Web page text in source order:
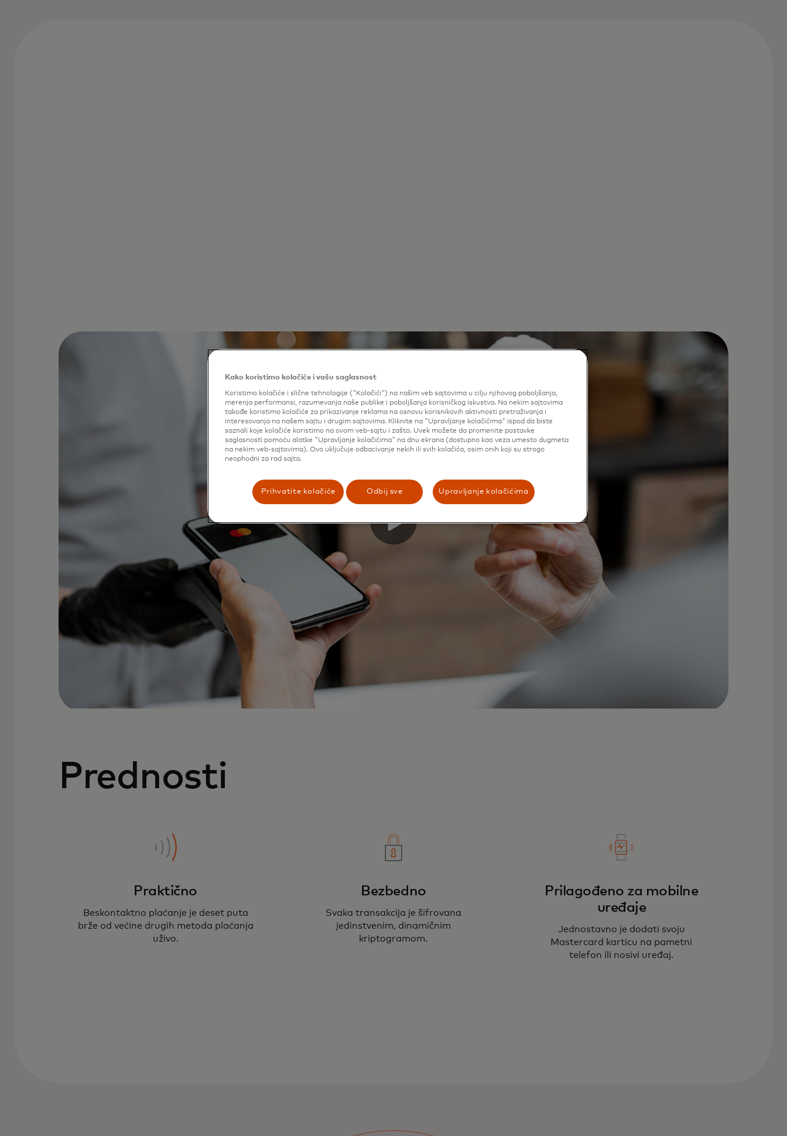
Vaša kartica ili uređaj nikada ne napuštaju vašu ruku,
osiguravajući vašu uplatu putem šifrovanja.
Prednosti
Praktično
Beskontaktno plaćanje je deset puta
brže od većine drugih metoda plaćanja
uživo.​
Bezbedno
Svaka transakcija je šifrovana
jedinstvenim, dinamičnim
kriptogramom.
Prilagođeno za mobilne
uređaje
Jednostavno je dodati svoju
Mastercard karticu na pametni
telefon ili nosivi uređaj.
Kako koristimo kolačiće i vašu saglasnost
Koristimo kolačiće i slične tehnologije ("Kolačići") na našim veb sajtovima u cilju njihovog poboljšanja,
merenja performansi, razumevanja naše publike i poboljšanja korisničkog iskustva. Na nekim sajtovima
takođe koristimo kolačiće za prikazivanje reklama na osnovu korisnikovih aktivnosti pretraživanja i
interesovanja na našem sajtu i drugim sajtovima. Kliknite na "Upravljanje kolačićima" ispod da biste
saznali koje kolačiće koristimo na ovom veb-sajtu i zašto. Uvek možete da promenite postavke
saglasnosti pomoću alatke "Upravljanje kolačićima" na dnu ekrana (dostupno kao veza umesto dugmeta
na nekim veb-sajtovima). Ovo uključuje odbacivanje nekih ili svih kolačića, osim onih koji su strogo
neophodni za rad sajta.
Prihvatite kolačiće Odbij sve Upravljanje kolačićima